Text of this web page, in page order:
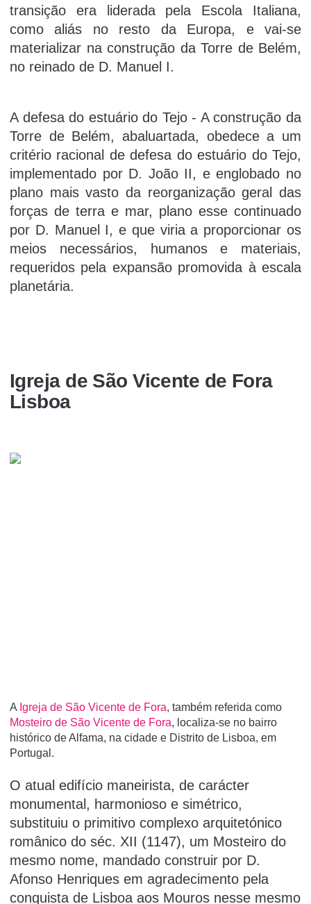
transição era liderada pela Escola Italiana,
como aliás no resto da Europa, e vai-se
materializar na construção da Torre de Belém,
no reinado de D. Manuel I.
A defesa do estuário do Tejo - A construção da
Torre de Belém, abaluartada, obedece a um
critério racional de defesa do estuário do Tejo,
implementado por D. João II, e englobado no
plano mais vasto da reorganização geral das
forças de terra e mar, plano esse continuado
por D. Manuel I, e que viria a proporcionar os
meios necessários, humanos e materiais,
requeridos pela expansão promovida à escala
planetária.
Igreja de São Vicente de Fora
Lisboa
A Igreja de São Vicente de Fora, também referida como
Mosteiro de São Vicente de Fora, localiza-se no bairro
histórico de Alfama, na cidade e Distrito de Lisboa, em
Portugal.
O atual edifício maneirista, de carácter
monumental, harmonioso e simétrico,
substituiu o primitivo complexo arquitetónico
românico do séc. XII (1147), um Mosteiro do
mesmo nome, mandado construir por D.
Afonso Henriques em agradecimento pela
conquista de Lisboa aos Mouros nesse mesmo